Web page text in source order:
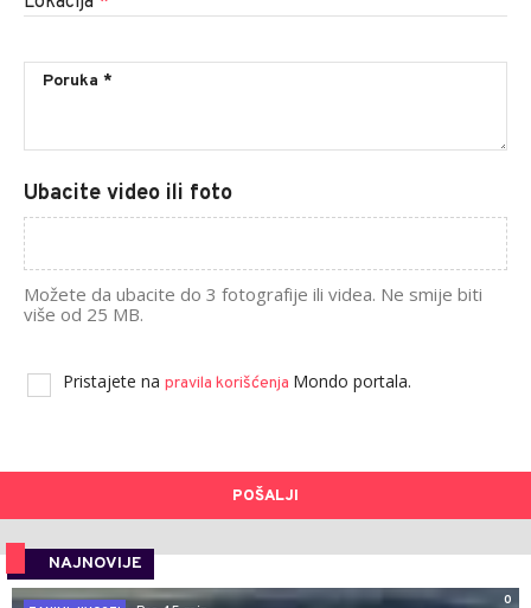
Ubacite video ili foto
Možete da ubacite do 3 fotografije ili videa. Ne smije biti
više od 25 MB.
Pristajete na pravila korišćenja Mondo portala.
POŠALJI
NAJNOVIJE
0